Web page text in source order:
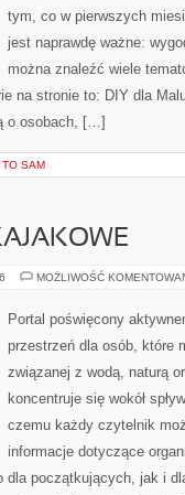
tym, co w pierwszych
jest naprawdę ważne:
można znaleźć wiele
na stronie to: DIY dla
o osobach, […]
SAM
MOŻLIWOŚĆ
Portal poświęcony
przestrzeń dla osób, które
związanej z wodą, naturą
koncentruje się wokół
czemu każdy czytelnik
informacje dotyczące
dla początkujących, jak i